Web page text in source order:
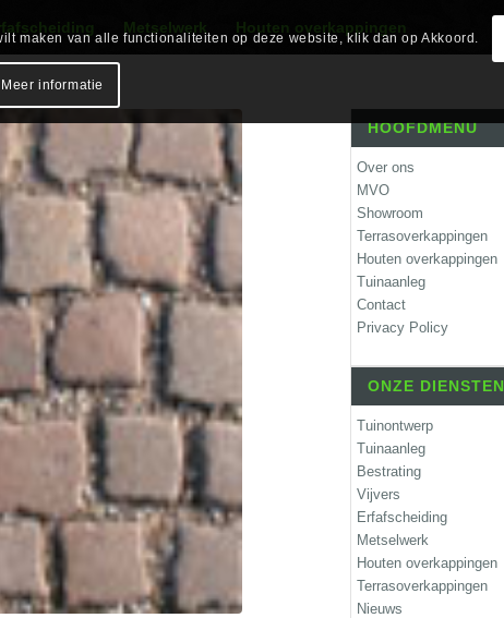
Metselwerk Houten overkappingen
HOOFDMENU
Over ons
MVO
Showroom
Terrasoverkappingen
Houten overkappingen
Tuinaanleg
Contact
Privacy Policy
ONZE DIENSTEN
Tuinontwerp
Tuinaanleg
Bestrating
Vijvers
Erfafscheiding
Metselwerk
Houten overkappingen
Terrasoverkappingen
Nieuws
maken van alle functionaliteiten op deze website, klik dan op Akkoord.
Meer informatie